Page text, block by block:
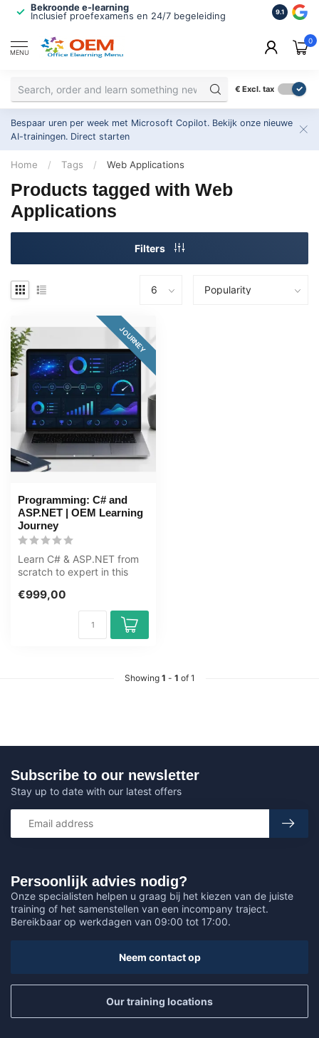
Bekroonde e-learning
Inclusief proefexamens en 24/7 begeleiding
ISO
2.500+
9.1
MENU
0
€ Excl. tax
Bespaar uren per week met Microsoft Copilot. Bekijk onze nieuwe
AI-trainingen. Direct starten
Home / Tags / Web Applications
Products tagged with Web
Applications
Filters
JOURNEY
Programming: C# and
ASP.NET | OEM Learning
Journey
Learn C# & ASP.NET from
scratch to expert in this
C#...
€999,00
Showing 1 - 1 of 1
Persoonlijk advies nodig?
Onze specialisten helpen u graag bij het kiezen van de juiste
training of het samenstellen van een incompany traject.
Bereikbaar op werkdagen van 09:00 tot 17:00.
Neem contact op
Our training locations
Subscribe to our newsletter
Stay up to date with our latest offers